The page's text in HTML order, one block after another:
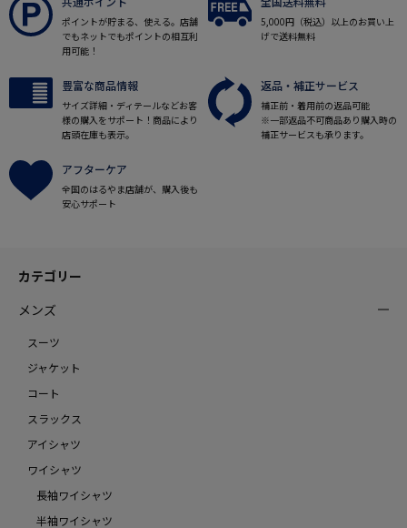
ポイントが貯まる、使える。店舗
でもネットでもポイントの相互利
用可能！
5,000円（税込）以上のお買い上
げで送料無料
豊富な商品情報
サイズ詳細・ディテールなどお客
様の購入をサポート！商品により
店頭在庫も表示。
返品・補正サービス
補正前・着用前の返品可能
※一部返品不可商品あり購入時の
補正サービスも承ります。
アフターケア
全国のはるやま店舗が、購入後も
安心サポート
カテゴリー
メンズ
スーツ
ジャケット
コート
スラックス
アイシャツ
ワイシャツ
長袖ワイシャツ
半袖ワイシャツ